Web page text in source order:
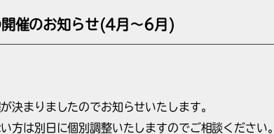
催のお知らせ(4月～6月)
決まりましたのでお知らせいたします。
方は別日に個別調整いたしますのでご相談ください。